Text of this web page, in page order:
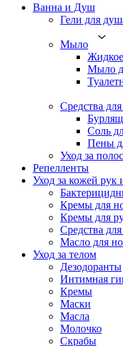
Ванна и Душ
Гели для
Мыло
Мыло
Средства
Соль
Пены
Уход за
Репелленты
Уход за кожей рук
Кремы для
Кремы для
Средства
Масло для
Уход за телом
Дезодоранты
Интимная
Кремы
Маски
Масла
Молочко
Скрабы